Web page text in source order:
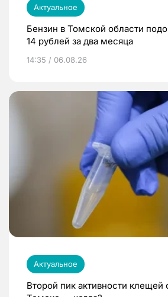
Актуальное
Бензин в Томской области
14 рублей за два месяца
14:35 / 06.08.26
Актуальное
Второй пик активности клещей